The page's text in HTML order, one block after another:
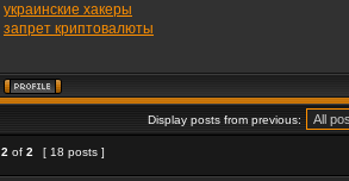
украинские хакеры
запрет криптовалюты
Display posts from previous:
2 of 2 [ 18 posts ]